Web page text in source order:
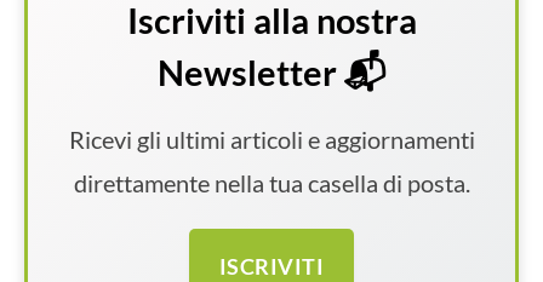
Iscriviti alla nostra
Newsletter 📬
Ricevi gli ultimi articoli e aggiornamenti
direttamente nella tua casella di posta.
ISCRIVITI